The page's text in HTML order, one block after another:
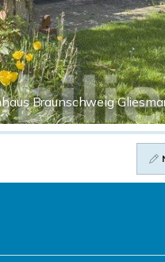
Braunschweig